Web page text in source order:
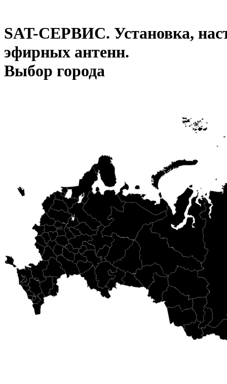
SAT-СЕРВИС. Установка,
эфирных антенн.
Выбор городa